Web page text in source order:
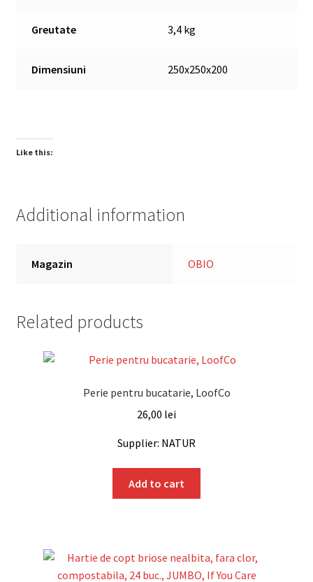
Greutate 3,4 kg
Dimensiuni 250x250x200
Like this:
Additional information
Magazin OBIO
Related products
Perie pentru bucatarie, LoofCo
26,00 lei
Supplier: NATUR
Add to cart